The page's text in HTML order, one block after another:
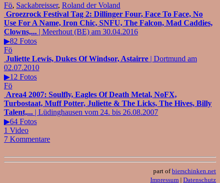
Fö, Sackabreisser, Roland der Voland
Groezrock Festival Tag 2: Dillinger Four, Face To Face, No
Use For A Name, Iron Chic, SNFU, The Falcon, Mad Caddies,
Clowns,... | Meerhout (BE) am 30.04.2016
▶82 Fotos
Fö
Juliette Lewis, Dukes Of Windsor, Astairre | Dortmund am
02.07.2010
▶12 Fotos
Fö
Area4 2007: Soulfly, Eagles Of Death Metal, NoFX,
Turbostaat, Muff Potter, Juliette & The Licks, The Hives, Billy
Talent,... | Lüdinghausen vom 24. bis 26.08.2007
▶64 Fotos
1 Video
7 Kommentare
part ofbierschinken.net
Impressum | Datenschutz